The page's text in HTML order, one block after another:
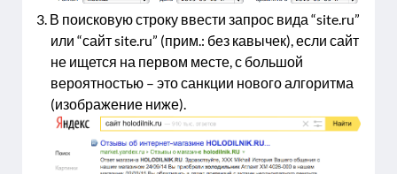
В поисковую строку ввести запрос вида “site.ru”
или “сайт site.ru” (прим.: без кавычек), если сайт
не ищется на первом месте, с большой
вероятностью – это санкции нового алгоритма
(изображение ниже).